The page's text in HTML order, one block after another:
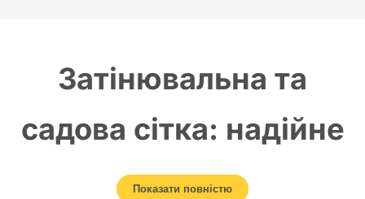
Затінювальна та
садова сітка: надійне
рішення для аграріїв і
Показати повністю